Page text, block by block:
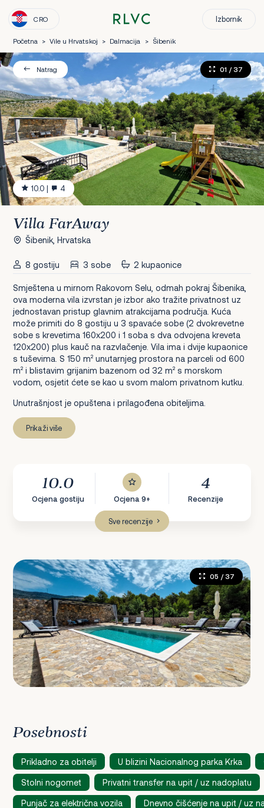
CRO Izbornik
Početna > Vile u Hrvatskoj > Dalmacija > Šibenik
Natrag
10.0 | 4
01 / 37
Villa FarAway
Šibenik, Hrvatska
8 gostiju 3 sobe 2 kupaonice
Smještena u mirnom Rakovom Selu, odmah pokraj Šibenika,
ova moderna vila izvrstan je izbor ako tražite privatnost uz
jednostavan pristup glavnim atrakcijama područja. Kuća
može primiti do 8 gostiju u 3 spavaće sobe (2 dvokrevetne
sobe s krevetima 160x200 i 1 soba s dva odvojena kreveta
120x200) plus kauč na razvlačenje. Vila ima i dvije kupaonice
s tuševima. S 150 m² unutarnjeg prostora na parceli od 600
m² i blistavim grijanim bazenom od 32 m² s morskom
vodom, osjetit ćete se kao u svom malom privatnom kutku.
Unutrašnjost je opuštena i prilagođena obiteljima.
Prikaži više
10.0
Ocjena gostiju Ocjena 9+
4
Recenzije
Sve recenzije
05 / 37
Posebnosti
Prikladno za obitelji U blizini Nacionalnog parka Krka
Stolni nogomet Privatni transfer na upit / uz nadoplatu
Punjač za električna vozila Dnevno čišćenje na upit / uz